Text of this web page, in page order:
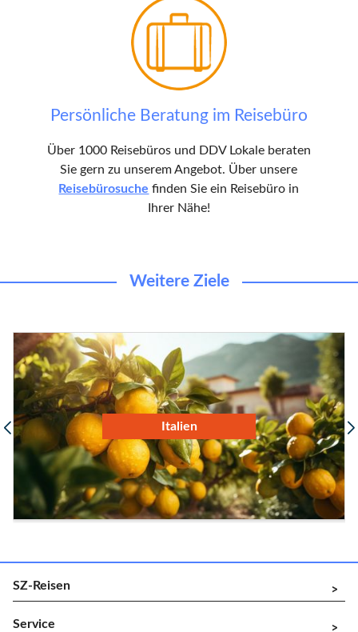
Persönliche Beratung im Reisebüro
Über 1000 Reisebüros und DDV Lokale beraten
Sie gern zu unserem Angebot. Über unsere
Reisebürosuche finden Sie ein Reisebüro in
Ihrer Nähe!
Weitere Ziele
Slowenien
SZ-Reisen ^
Service ^